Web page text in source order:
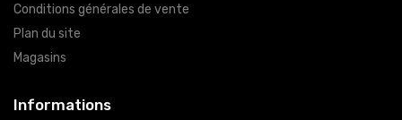
Conditions générales de vente
Plan du site
Magasins
Informations